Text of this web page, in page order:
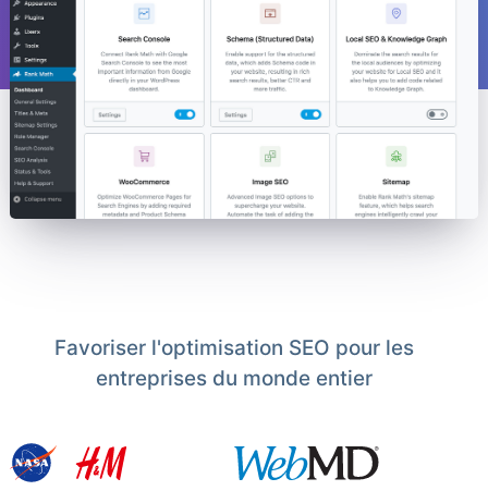
Favoriser l'optimisation SEO pour les
entreprises du monde entier